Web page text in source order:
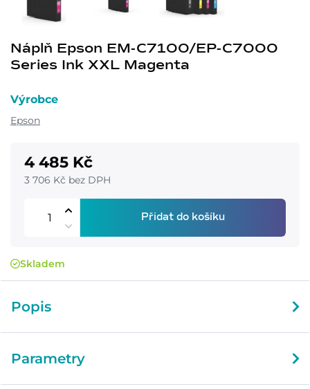
Náplň Epson EM-C7100/EP-C7000
Series Ink XXL Magenta
Výrobce
Epson
4 485 Kč
3 706 Kč bez DPH
Přidat do košíku
Skladem
Popis
Parametry